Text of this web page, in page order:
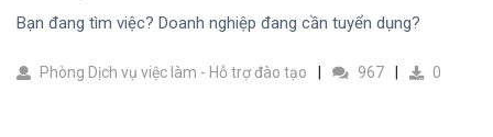
Bạn đang tìm việc? Doanh nghiệp đang cần tuyển dụng?
Phòng Dịch vụ việc làm - Hỗ trợ đào tạo 967 0